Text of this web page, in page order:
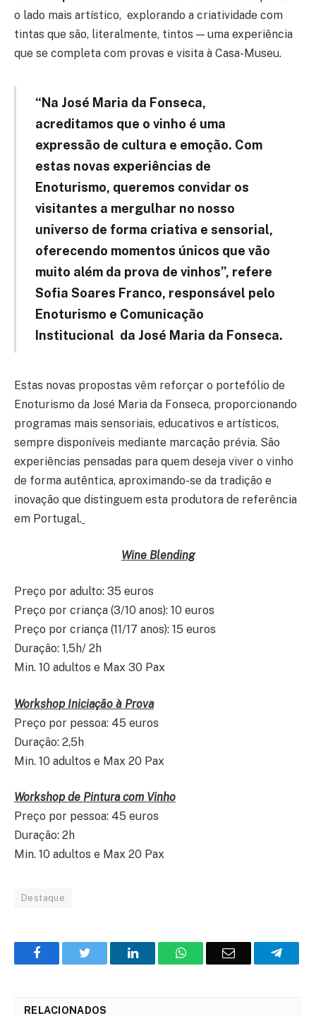
o lado mais artístico, explorando a criatividade com
tintas que são, literalmente, tintos — uma experiência
que se completa com provas e visita à Casa-Museu.
“Na José Maria da Fonseca,
acreditamos que o vinho é uma
expressão de cultura e emoção. Com
estas novas experiências de
Enoturismo, queremos convidar os
visitantes a mergulhar no nosso
universo de forma criativa e sensorial,
oferecendo momentos únicos que vão
muito além da prova de vinhos”, refere
Sofia Soares Franco, responsável pelo
Enoturismo e Comunicação
Institucional da José Maria da Fonseca.
Estas novas propostas vêm reforçar o portefólio de
Enoturismo da José Maria da Fonseca, proporcionando
programas mais sensoriais, educativos e artísticos,
sempre disponíveis mediante marcação prévia. São
experiências pensadas para quem deseja viver o vinho
de forma autêntica, aproximando-se da tradição e
inovação que distinguem esta produtora de referência
em Portugal.
Wine Blending
Preço por adulto: 35 euros
Preço por criança (3/10 anos): 10 euros
Preço por criança (11/17 anos): 15 euros
Duração: 1,5h/ 2h
Min. 10 adultos e Max 30 Pax
Workshop Iniciação à Prova
Preço por pessoa: 45 euros
Duração: 2,5h
Min. 10 adultos e Max 20 Pax
Workshop de Pintura com Vinho
Preço por pessoa: 45 euros
Duração: 2h
Min. 10 adultos e Max 20 Pax
Destaque
FacebookTwitter
O
WhatsAppE-
RELACIONADOS